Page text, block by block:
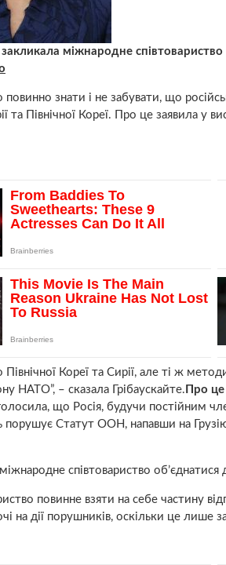
міжнародне
повинно знати і не забувати, що
та Північної Кореї. Про це заявила у
Північної Кореї та Сирії, але ті ж
НАТО”, – сказала Грібаускайте. Про це
що Росія, будучи постійним
порушує Статут ООН, напавши на
співтовариство
повинне взяти на себе частину
на дії порушників, оскільки це лише